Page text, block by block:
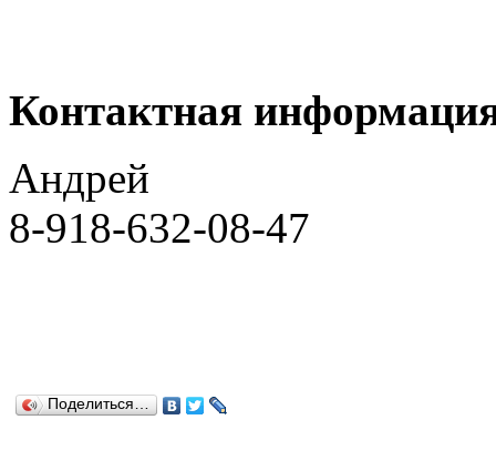
Контактная
Андрей
8-918-632-08-47
Поделиться…